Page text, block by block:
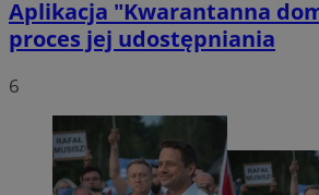
Aplikacja "Kwarantanna
proces jej udostępniania
6